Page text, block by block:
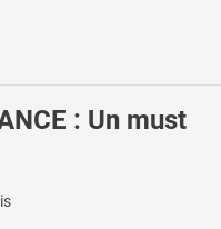
: Un must